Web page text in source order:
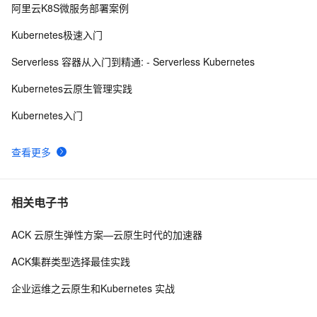
DevOps平台
10玩转 DevOps 精选指南 | 开发者社区精选文章合集（四）
查看更多
阿里云K8S微服务部署案例
Kubernetes极速入门
Serverless 容器从入门到精通: - Serverless Kubernetes
Kubernetes云原生管理实践
Kubernetes入门
相关电子书
ACK 云原生弹性方案—云原生时代的加速器
ACK集群类型选择最佳实践
企业运维之云原生和Kubernetes 实战